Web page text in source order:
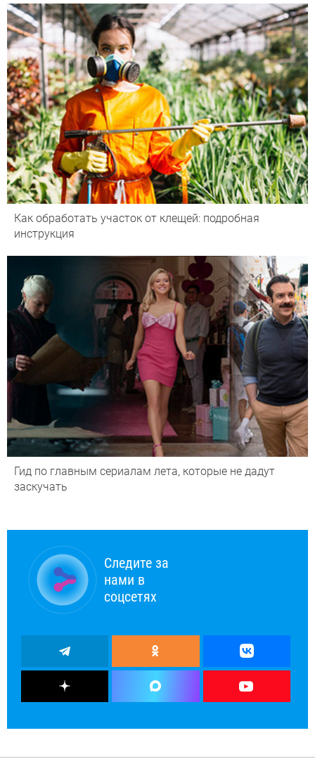
Как обработать участок от клещей: подробная
инструкция
Гид по главным сериалам лета, которые не дадут
заскучать
Следите за
нами в
соцсетях